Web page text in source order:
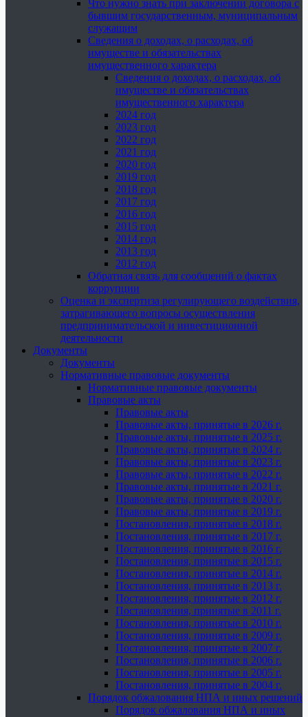
Что нужно знать при заключении договора с
бывшим государственным, муниципальным
служащим
Сведения о доходах, о расходах, об
имуществе и обязательствах
имущественного характера
Сведения о доходах, о расходах, об
имуществе и обязательствах
имущественного характера
2024 год
2023 год
2022 год
2021 год
2020 год
2019 год
2018 год
2017 год
2016 год
2015 год
2014 год
2013 год
2012 год
Обратная связь для сообщений о фактах
коррупции
Оценка и экспертиза регулирующего воздействия,
затрагивающего вопросы осуществления
предпринимательской и инвестиционной
деятельности
Документы
Документы
Нормативные правовые документы
Нормативные правовые документы
Правовые акты
Правовые акты
Правовые акты, принятые в 2026 г.
Правовые акты, принятые в 2025 г.
Правовые акты, принятые в 2024 г.
Правовые акты, принятые в 2023 г.
Правовые акты, принятые в 2022 г.
Правовые акты, принятые в 2021 г.
Правовые акты, принятые в 2020 г.
Правовые акты, принятые в 2019 г.
Постановления, принятые в 2018 г.
Постановления, принятые в 2017 г.
Постановления, принятые в 2016 г.
Постановления, принятые в 2015 г.
Постановления, принятые в 2014 г.
Постановления, принятые в 2013 г.
Постановления, принятые в 2012 г.
Постановления, принятые в 2011 г.
Постановления, принятые в 2010 г.
Постановления, принятые в 2009 г.
Постановления, принятые в 2007 г.
Постановления, принятые в 2006 г.
Постановления, принятые в 2005 г.
Постановления, принятые в 2004 г.
Порядок обжалования НПА и иных решений
Порядок обжалования НПА и иных